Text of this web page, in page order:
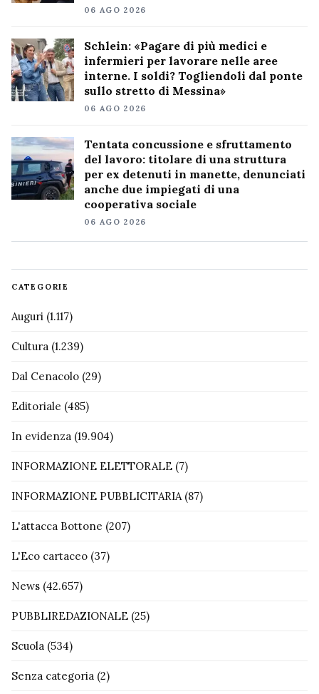
06 AGO 2026
Schlein: «Pagare di più medici e
infermieri per lavorare nelle aree
interne. I soldi? Togliendoli dal ponte
sullo stretto di Messina»
06 AGO 2026
Tentata concussione e sfruttamento
del lavoro: titolare di una struttura
per ex detenuti in manette, denunciati
anche due impiegati di una
cooperativa sociale
06 AGO 2026
CATEGORIE
Auguri (1.117)
Cultura (1.239)
Dal Cenacolo (29)
Editoriale (485)
In evidenza (19.904)
INFORMAZIONE ELETTORALE (7)
INFORMAZIONE PUBBLICITARIA(87)
L'attacca Bottone (207)
L'Eco cartaceo (37)
News (42.657)
PUBBLIREDAZIONALE (25)
Scuola (534)
Senza categoria (2)